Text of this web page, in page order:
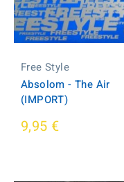
Free Style
Absolom - The Air
(IMPORT)
9,95 €